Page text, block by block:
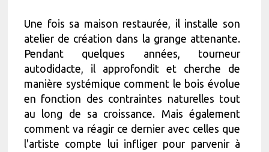
Une fois sa maison restaurée, il installe son
atelier de création dans la grange attenante.
Pendant quelques années, tourneur
autodidacte, il approfondit et cherche de
manière systémique comment le bois évolue
en fonction des contraintes naturelles tout
au long de sa croissance. Mais également
comment va réagir ce dernier avec celles que
l'artiste compte lui infliger pour parvenir à